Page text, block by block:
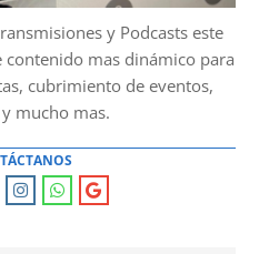
y Podcasts este
contenido mas dinámico para
cubrimiento de eventos,
mucho mas.